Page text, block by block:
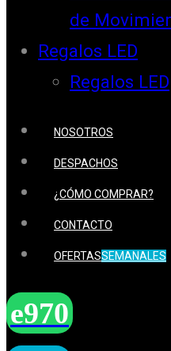
de
Regalos LED
Regalos LED
NOSOTROS
DESPACHOS
¿CÓMO COMPRAR?
CONTACTO
OFERTASSEMANALES